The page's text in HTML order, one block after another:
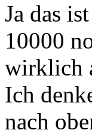
Ja das
10000
wirklich
Ich
nach